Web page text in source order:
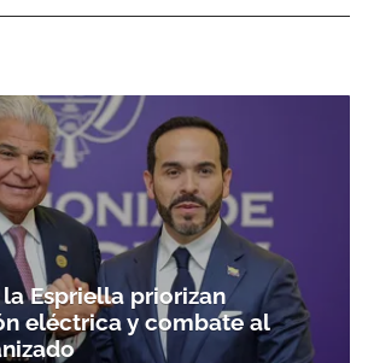
Espriella priorizan
eléctrica y combate al